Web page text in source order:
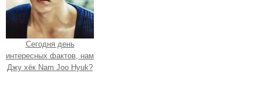
Сегодня день
интересных фактов, нам
Джу хёк Nam Joo Hyuk?